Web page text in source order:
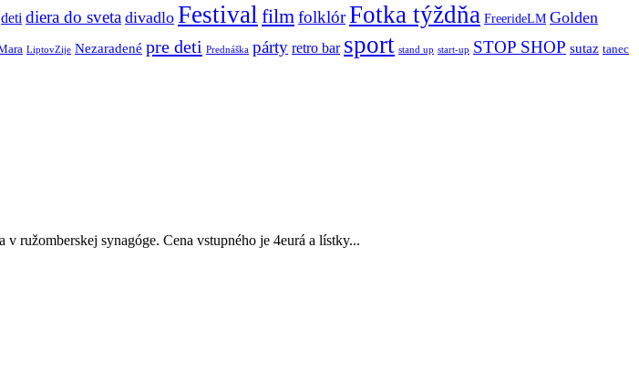
deti diera do sveta divadlo Festival filmfolklórFotka týždňa FreerideLM Golden
LiptovZije Nezaradené pre deti Prednáška párty retro bar sport stand up start-up STOP SHOP sutaz tanec
ružomberskej synagóge. Cena vstupného je 4eurá a lístky...